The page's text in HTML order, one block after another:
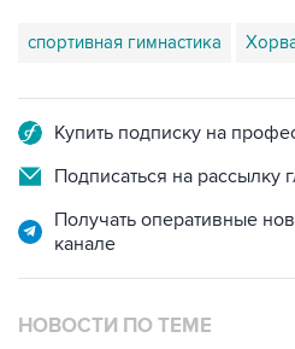
спортивная гимнастика
Купить подписку на
Подписаться на рассылку
Получать оперативные
канале
НОВОСТИ ПО ТЕМЕ